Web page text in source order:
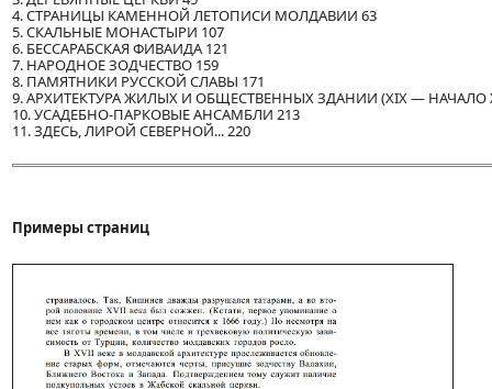
4. СТРАНИЦЫ КАМЕННОЙ ЛЕТОПИСИ МОЛДАВИИ 63
5. СКАЛЬНЫЕ МОНАСТЫРИ 107
6. БЕССАРАБСКАЯ ФИВАИДА 121
7. НАРОДНОЕ ЗОДЧЕСТВО 159
8. ПАМЯТНИКИ РУССКОЙ СЛАВЫ 171
9. АРХИТЕКТУРА ЖИЛЫХ И ОБЩЕСТВЕННЫХ ЗДАНИИ (XIX — НАЧАЛО
10. УСАДЕБНО-ПАРКОВЫЕ АНСАМБЛИ 213
11. ЗДЕСЬ, ЛИРОЙ СЕВЕРНОЙ... 220
Примеры страниц